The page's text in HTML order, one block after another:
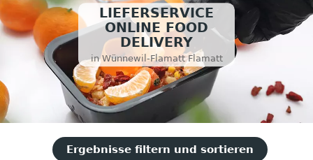
LIEFERSERVICE
ONLINE FOOD
DELIVERY
in Wünnewil-Flamatt Flamatt
Ergebnisse filtern und sortieren